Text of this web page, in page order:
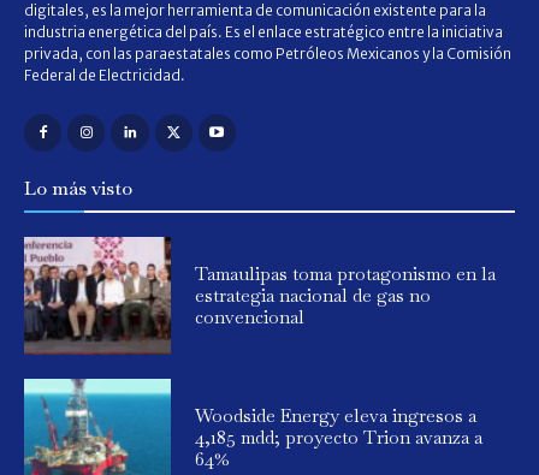
digitales, es la mejor herramienta de comunicación existente para la
industria energética del país. Es el enlace estratégico entre la iniciativa
privada, con las paraestatales como Petróleos Mexicanos y la Comisión
Federal de Electricidad.
Lo más visto
Tamaulipas toma protagonismo en la
estrategia nacional de gas no
convencional
Woodside Energy eleva ingresos a
4,185 mdd; proyecto Trion avanza a
64%